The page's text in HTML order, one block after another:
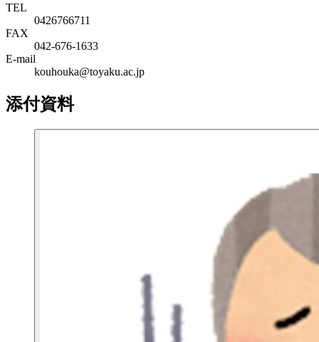
TEL
0426766711
FAX
042-676-1633
E-mail
kouhouka@toyaku.ac.jp
添付資料